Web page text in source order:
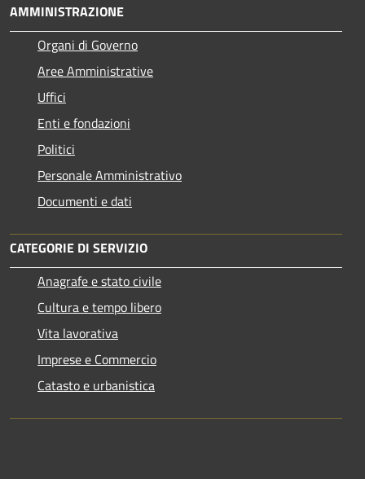
AMMINISTRAZIONE
Organi di Governo
Aree Amministrative
Uffici
Enti e fondazioni
Politici
Personale Amministrativo
Documenti e dati
CATEGORIE DI SERVIZIO
Anagrafe e stato civile
Cultura e tempo libero
Vita lavorativa
Imprese e Commercio
Catasto e urbanistica